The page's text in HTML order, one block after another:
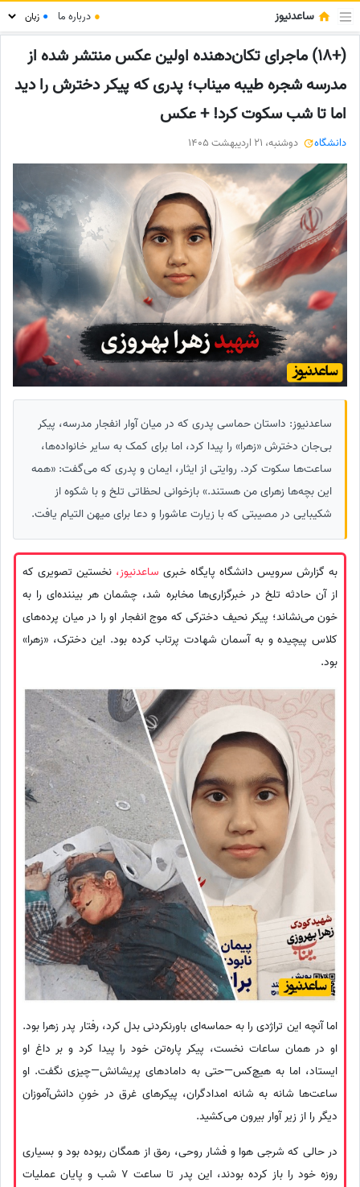
ساعدنیوز ● درباره ما ●
(+18) ماجرای تکان‌دهنده اولین عکس منتشر شده از
مدرسه شجره طیبه میناب؛ پدری که پیکر دخترش را دید
اما تا شب سکوت کرد! + عکس
دانشگاه دوشنبه، 21 اردیبهشت 1405
ساعدنیوز: داستان حماسی پدری که در میان آوار انفجار مدرسه، پیکر
بی‌جان دخترش «زهرا» را پیدا کرد، اما برای کمک به سایر خانواده‌ها،
ساعت‌ها سکوت کرد. روایتی از ایثار، ایمان و پدری که می‌گفت: «همه
این بچه‌ها زهرای من هستند.» بازخوانی لحظاتی تلخ و با شکوه از
شکیبایی در مصیبتی که با زیارت عاشورا و دعا برای میهن التیام یافت.
به گزارش سرویس دانشگاه پایگاه خبری ساعدنیوز، نخستین تصویری که
از آن حادثه تلخ در خبرگزاری‌ها مخابره شد، چشمان هر بیننده‌ای را به
خون می‌نشاند؛ پیکر نحیف دخترکی که موج انفجار او را در میان پرده‌های
کلاس پیچیده و به آسمان شهادت پرتاب کرده بود. این دخترک، «زهرا»
بود.
اما آنچه این تراژدی را به حماسه‌ای باورنکردنی بدل کرد، رفتار پدر زهرا بود.
او در همان ساعات نخست، پیکر پاره‌تن خود را پیدا کرد و بر داغ او
ایستاد، اما به هیچ‌کس—حتی به دامادهای پریشانش—چیزی نگفت. او
ساعت‌ها شانه به شانه امدادگران، پیکرهای غرق در خونِ دانش‌آموزان
دیگر را از زیر آوار بیرون می‌کشید.
در حالی که شرجی هوا و فشار روحی، رمق از همگان ربوده بود و بسیاری
روزه خود را باز کرده بودند، این پدر تا ساعت 7 شب و پایان عملیات